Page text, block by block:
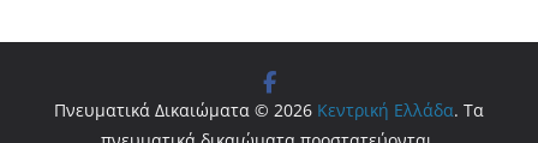
Πνευματικά Δικαιώματα © 2026 Κεντρική Ελλάδα. Τα